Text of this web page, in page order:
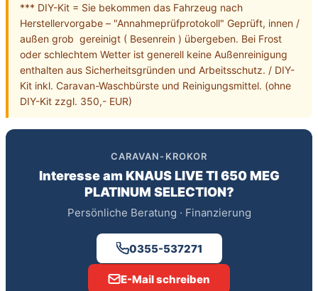
*** DIY-Kit = Sie bekommen das Fahrzeug nach
Herstellervorgabe – "Annahmeprüfprotokoll" Geprüft, innen /
außen grob  gereinigt ( Besenrein ) übergeben. Bei Frost
oder schlechtem Wetter ist generell keine Außenreinigung
enthalten aus Sicherheitsgründen und Arbeitsschutz. / DIY-
Kit inkl. Caravan-Waschbürste und Reinigungsmittel. (ohne
DIY-Kit zzgl. 350,- EUR)
CARAVAN-KROKOR
Interesse am KNAUS LIVE TI 650 MEG
PLATINUM SELECTION?
Persönliche Beratung · Finanzierung
0355-537271
E-Mail schreiben